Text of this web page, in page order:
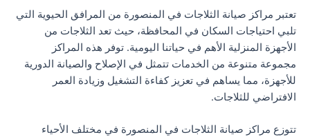
تعتبر مراكز صيانة الثلاجات في المنصورة من المرافق الحيوية التي
تلبي احتياجات السكان في المحافظة، حيث تعد الثلاجات من
الأجهزة المنزلية الأهم في حياتنا اليومية. توفر هذه المراكز
مجموعة متنوعة من الخدمات تتمثل في الإصلاح والصيانة الدورية
للأجهزة، مما يساهم في تعزيز كفاءة التشغيل وزيادة العمر
الافتراضي للثلاجات.
تتوزع مراكز صيانة الثلاجات في المنصورة في مختلف الأحياء